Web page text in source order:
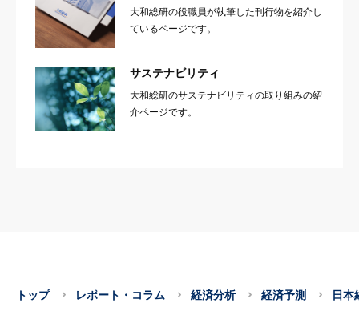
大和総研の役職員が執筆した刊行物を紹介し
ているページです。
サステナビリティ
大和総研のサステナビリティの取り組みの紹
介ページです。
トップ レポート・コラム 経済分析 経済予測 日本